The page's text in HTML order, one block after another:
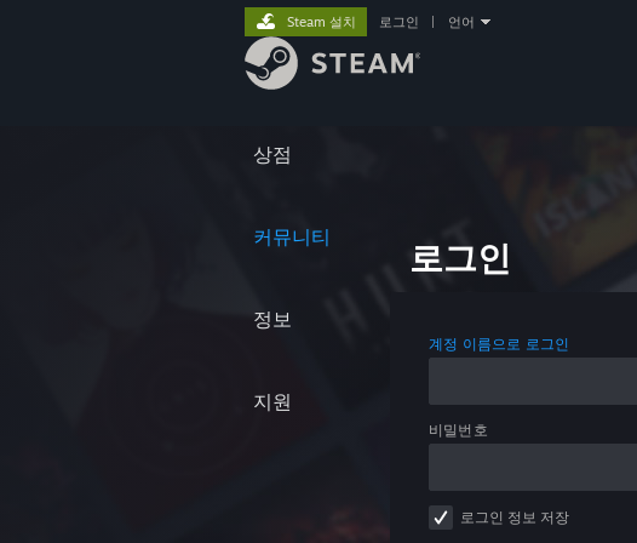
상점
커뮤니티
정보
지원
Steam 설치 로그인 언어
로그인
계정 이름으로 로그인
비밀번호
로그인 정보 저장